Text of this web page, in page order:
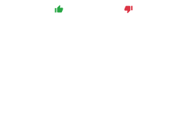
thumb_up thumb_down